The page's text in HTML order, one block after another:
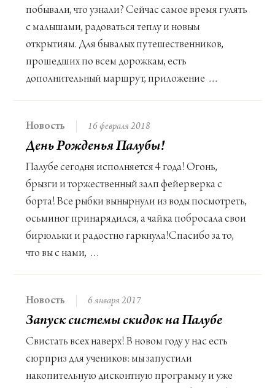
побывали, что узнали? Сейчас самое время гулять
с малышами, радоваться теплу и новым
открытиям. Для бывалых путешественников,
прошедших по всем дорожкам, есть
дополнительный маршрут, приложение …
Новость 16 февраля 2018
День Рожденья Палубы!
Палубе сегодня исполняется 4 года! Огонь,
брызги и торжественный залп фейерверка с
борта! Все рыбки вынырнули из воды посмотреть,
осьминог принарядился, а чайка побросала свои
бирюльки и радостно гаркнула!Спасибо за то,
что вы с нами, …
Новость 6 января 2017
Запуск системы скидок на Палубе
Свистать всех наверх! В новом году у нас есть
сюрприз для учеников: мы запустили
накопительную дисконтную программу и уже